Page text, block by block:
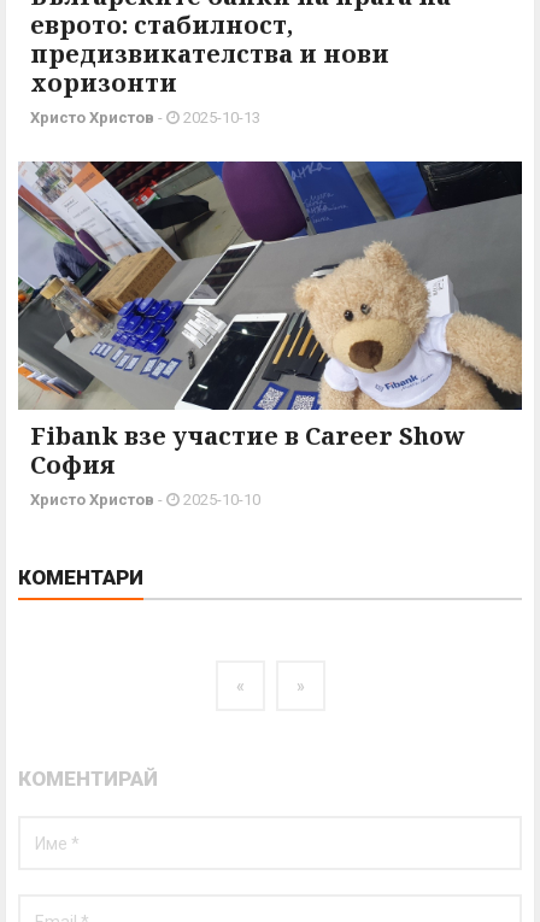
еврото: стабилност,
предизвикателства и нови
хоризонти
Христо Христов - 2025-10-13
Fibank взе участие в Career Show
София
Христо Христов - 2025-10-10
КОМЕНТАРИ
« »
КОМЕНТИРАЙ